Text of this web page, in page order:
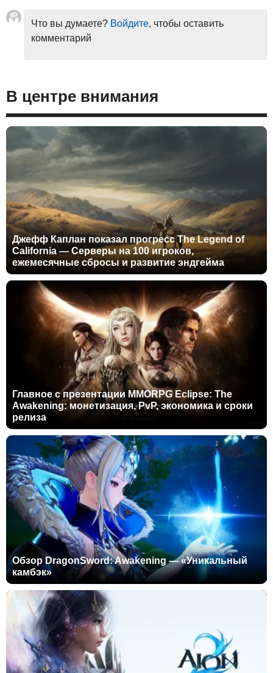
Что вы думаете? Войдите, чтобы оставить
комментарий
В центре внимания
Джефф Каплан показал прогресс The Legend of
California — Серверы на 100 игроков,
ежемесячные сбросы и развитие эндгейма
Главное с презентации MMORPG Eclipse: The
Awakening: монетизация, PvP, экономика и сроки
релиза
Обзор DragonSword: Awakening — «Уникальный
камбэк»